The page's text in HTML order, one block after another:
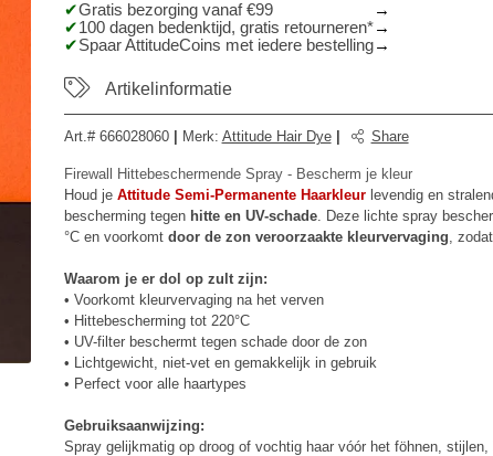
Gratis bezorging vanaf €99
100 dagen bedenktijd, gratis retourneren*
Spaar AttitudeCoins met iedere bestelling
Artikelinformatie
Art.# 666028060 Merk: Attitude Hair Dye Share
Firewall Hittebeschermende Spray - Bescherm je kleur
Houd je Attitude Semi-Permanente Haarkleurlevendig en
bescherming tegen hitte en UV-schade. Deze lichte spray
°C en voorkomt door de zon veroorzaakte kleurvervaging,
Waarom je er dol op zult zijn:
• Voorkomt kleurvervaging na het verven
• Hittebescherming tot 220°C
• UV-filter beschermt tegen schade door de zon
• Lichtgewicht, niet-vet en gemakkelijk in gebruik
• Perfect voor alle haartypes
Gebruiksaanwijzing:
Spray gelijkmatig op droog of vochtig haar vóór het föhnen,